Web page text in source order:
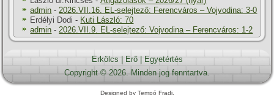
admin - 2026.VII.16. EL-selejtező: Ferencváros – Vojvodina: 3-0
Erdélyi Dodi - Kuti László: 70
admin - 2026.VII.9. EL-selejtező: Vojvodina – Ferencváros: 1-2
Erkölcs Erő|
Egyetértés
Copyright © 2026. Minden jog fenntartva.
Designed by Tempó Fradi.